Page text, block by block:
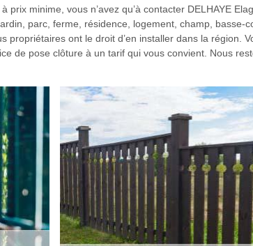
prix minime, vous n’avez qu’à contacter DELHAYE
parc, ferme, résidence, logement, champ, basse-
propriétaires ont le droit d’en installer dans la région.
de pose clôture à un tarif qui vous convient. Nous